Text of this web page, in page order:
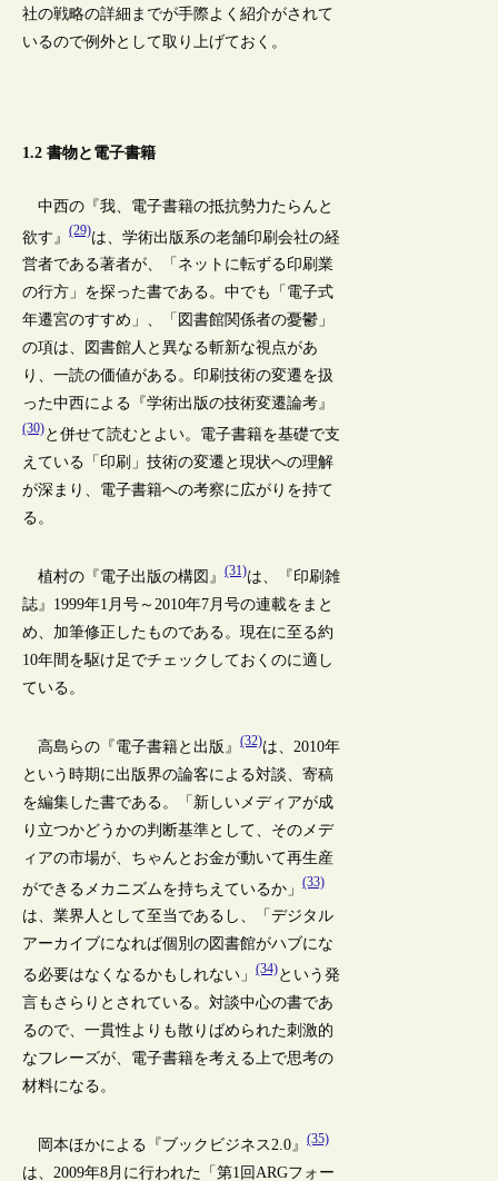
社の戦略の詳細までが手際よく紹介がされて
いるので例外として取り上げておく。
1.2 書物と電子書籍
中西の『我、電子書籍の抵抗勢力たらんと
欲す』(29)は、学術出版系の老舗印刷会社の経
営者である著者が、「ネットに転ずる印刷業
の行方」を探った書である。中でも「電子式
年遷宮のすすめ」、「図書館関係者の憂鬱」
の項は、図書館人と異なる斬新な視点があ
り、一読の価値がある。印刷技術の変遷を扱
った中西による『学術出版の技術変遷論考』
(30)と併せて読むとよい。電子書籍を基礎で支
えている「印刷」技術の変遷と現状への理解
が深まり、電子書籍への考察に広がりを持て
る。
植村の『電子出版の構図』(31)は、『印刷雑
誌』1999年1月号～2010年7月号の連載をまと
め、加筆修正したものである。現在に至る約
10年間を駆け足でチェックしておくのに適し
ている。
高島らの『電子書籍と出版』(32)は、2010年
という時期に出版界の論客による対談、寄稿
を編集した書である。「新しいメディアが成
り立つかどうかの判断基準として、そのメデ
ィアの市場が、ちゃんとお金が動いて再生産
ができるメカニズムを持ちえているか」(33)
は、業界人として至当であるし、「デジタル
アーカイブになれば個別の図書館がハブにな
る必要はなくなるかもしれない」(34)という発
言もさらりとされている。対談中心の書であ
るので、一貫性よりも散りばめられた刺激的
なフレーズが、電子書籍を考える上で思考の
材料になる。
岡本ほかによる『ブックビジネス2.0』(35)
は、2009年8月に行われた「第1回ARGフォー